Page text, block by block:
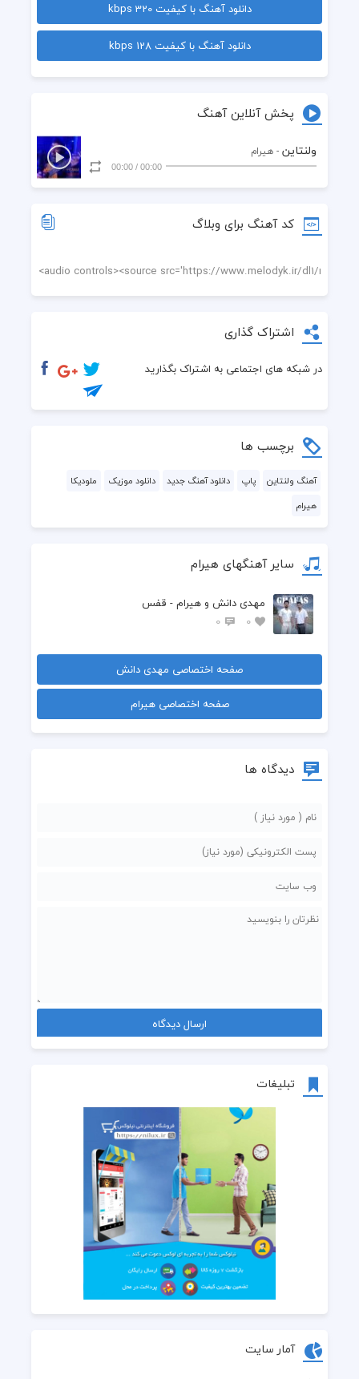
تبلیغات
آمار سایت
دزدکی نگا نکن میگم که وا کنی کی
یه چیزی بهت میدم همیشه پیشت بمونه
همه هان و بله هستندو تویی جانم
دانلود آهنگ با کیفیت 320 kbps
دانلود آهنگ با کیفیت 128 kbps
پخش آنلاین آهنگ
ولنتاین - هیرام
00:00
/
00:00
کد آهنگ برای وبلاگ
اشتراک گذاری
در شبکه های اجتماعی به اشتراک بگذارید
برچسب ها
آهنگ ولنتاین پاپ دانلود آهنگ جدید دانلود موزیک
ملودیکا
هیرام
سایر آهنگهای هیرام
مهدی دانش و هیرام - قفس
0
0
صفحه اختصاصی مهدی دانش
صفحه اختصاصی هیرام
دیدگاه ها